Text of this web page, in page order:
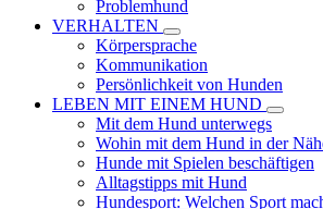
Problemhund
VERHALTEN
Körpersprache
Kommunikation
Persönlichkeit von Hunden
LEBEN MIT EINEM HUND
Mit dem Hund unterwegs
Wohin mit dem Hund in der
Hunde mit Spielen beschäftigen
Alltagstipps mit Hund
Hundesport: Welchen Sport